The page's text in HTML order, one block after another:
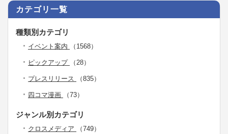
カテゴリ一覧
種類別カテゴリ
イベント案内 （1568）
ピックアップ （28）
プレスリリース （835）
四コマ漫画 （73）
ジャンル別カテゴリ
クロスメディア （749）